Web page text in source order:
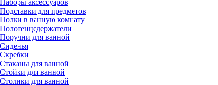
Наборы аксессуаров
Подставки для предметов
Полки в ванную комнату
Полотенцедержатели
Поручни для ванной
Сиденья
Скребки
Стаканы для ванной
Стойки для ванной
Столики для ванной